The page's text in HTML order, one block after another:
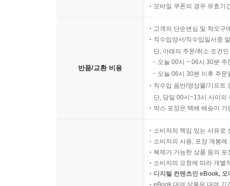
모바일 쿠폰의 경우 유효기
반품/교환 비용
고객의 단순변심 및 착오구
직수입양서/직수입일서중
단, 아래의 주문/취소 조건
오늘 00시 ~ 06시 30분
오늘 06시 30분 이후 주
직수입 음반/영상물/기프트
단, 당일 00시~13시 사이의
박스 포장은 택배 배송이
소비자의 책임 있는 사유로
소비자의 사용, 포장 개봉
복제가 가능한 상품 등의
소비자의 요청에 따라 개별
디지털 컨텐츠인 eBook,